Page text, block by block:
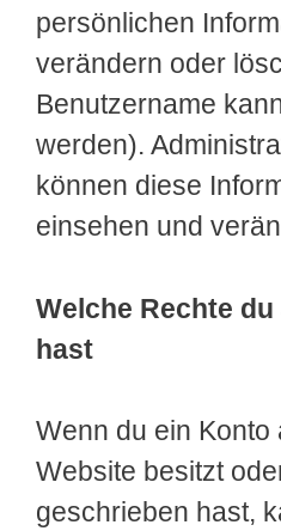
persönlichen
verändern oder
Benutzername
werden).
können diese
einsehen und
Welche Rechte
hast
Wenn du ein Konto
Website besitzt
geschrieben hast,